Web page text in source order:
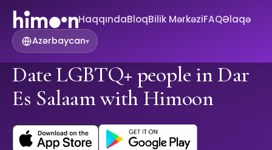
HaqqındaBloqBilik MərkəziFAQƏlaqə
Azərbaycan▾
Date LGBTQ+ people in Dar
Es Salaam with Himoon